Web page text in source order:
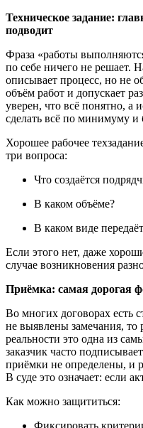
Техническое задание:
подводит
Фраза «работы
по себе ничего не решает.
описывает процесс, но не
объём работ и допускает
уверен, что всё понятно, а
сделать всё по минимуму и
Хорошее рабочее
три вопроса:
Что создаётся
В каком объёме?
В каком виде
Если этого нет, даже
случае возникновения
Приёмка: самая дорогая
Во многих договорах есть
не выявлены замечания, то
реальности это одна из
заказчик часто
приёмки не определены, и
В суде это означает: если
Как можно защититься:
Фиксировать